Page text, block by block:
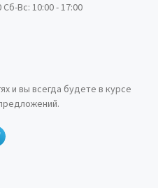
Вс: 10:00 - 17:00
и вы всегда будете в курсе